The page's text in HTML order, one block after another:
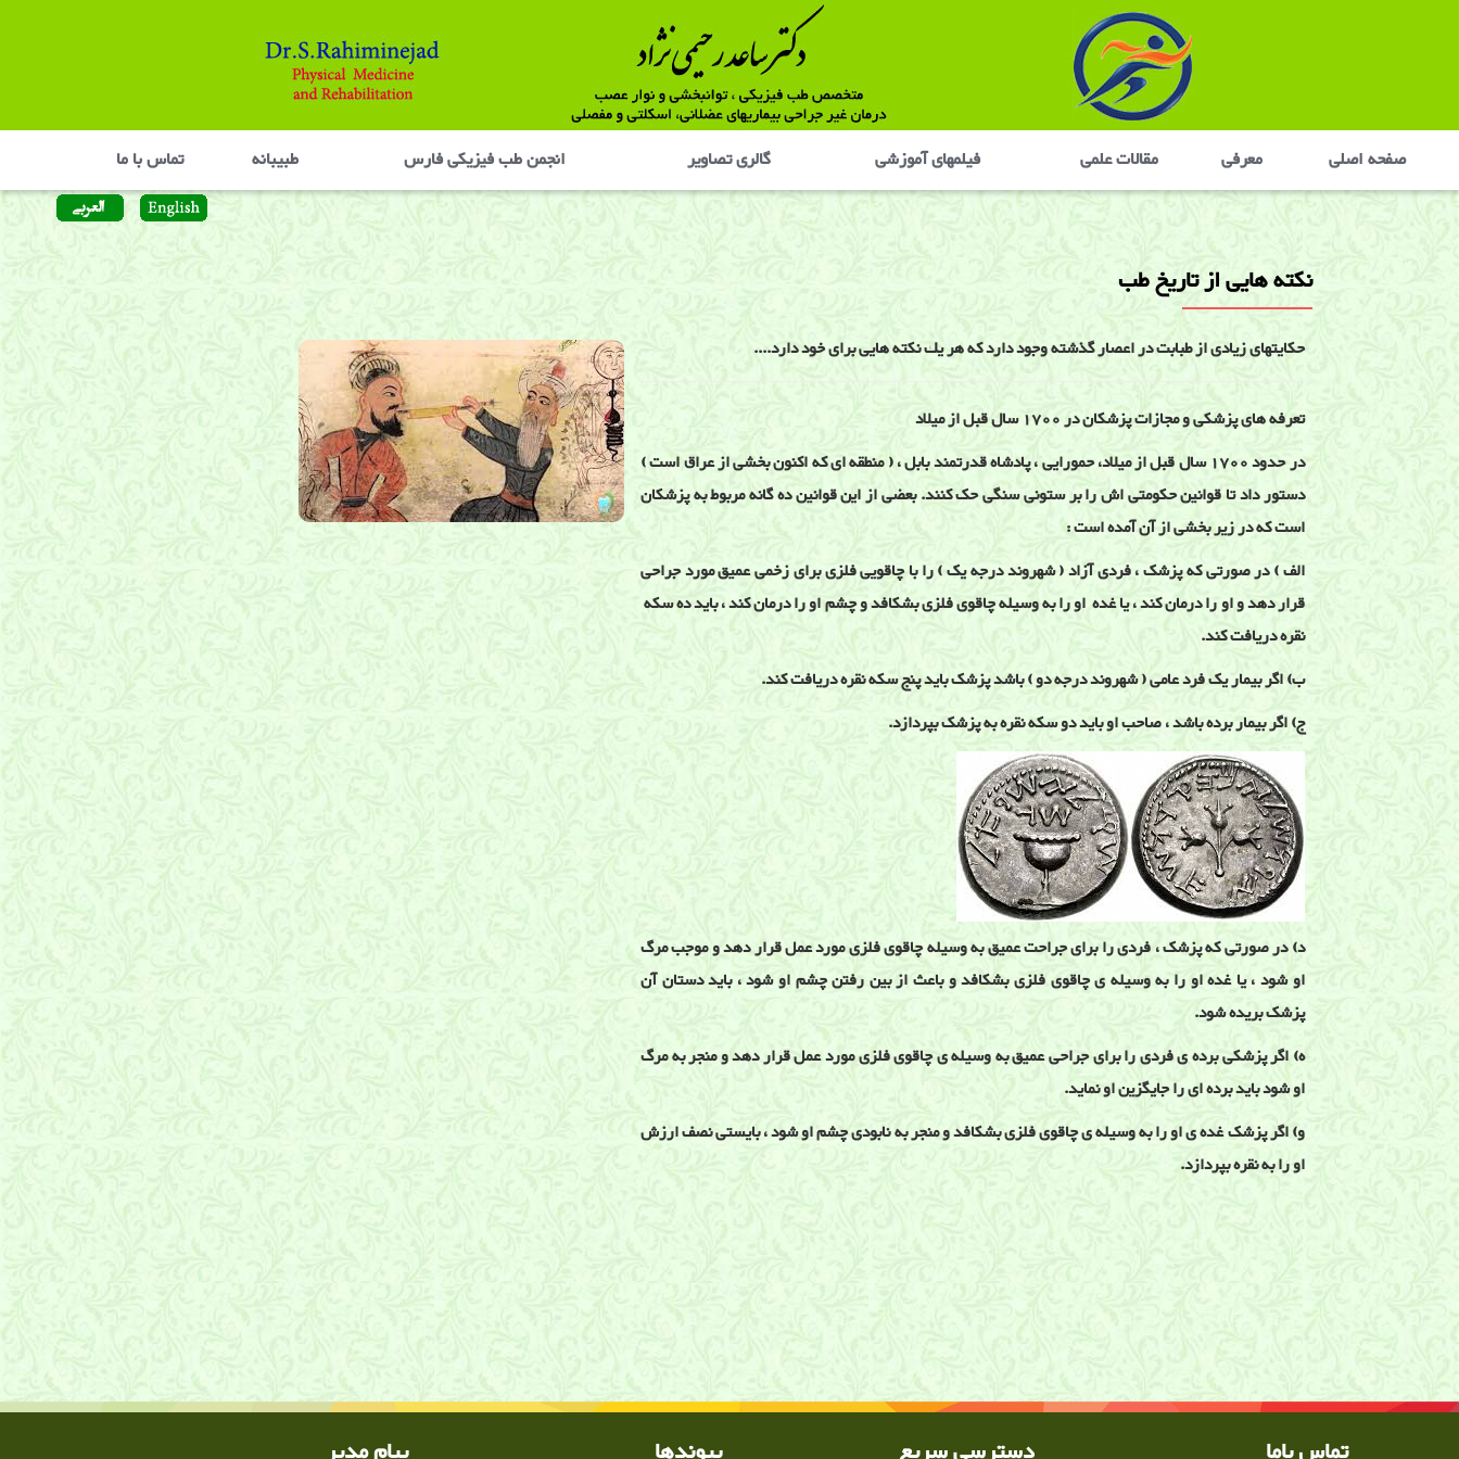
صفحه اصلی معرفی مقالات علمی فيلمهای آموزشی گالری تصاوير انجمن طب فیزیکی فارس طبیبانه تماس با ما
نكته هايی از تاريخ طب
حكايتهای زيادی از طبابت در اعصار گذشته وجود دارد كه هر يك نكته هايی برای خود دارد....
تعرفه های پزشکی و مجازات پزشکان در 1700 سال قبل از میلاد
در حدود 1700 سال قبل از میلاد، حمورایی ، پادشاه قدرتمند بابل ، ( منطقه ای که اکنون بخشی از عراق است )
دستور داد تا قوانین حکومتی اش را بر ستونی سنگی حک کنند. بعضی از این قوانین ده گانه مربوط به پزشکان
است که در زیر بخشی از آن آمده است :
الف ) در صورتی که پزشک ، فردی آزاد ( شهروند درجه یک ) را با چاقویی فلزی برای زخمی عمیق مورد جراحی
قرار دهد و او را درمان کند ، یا غده او را به وسیله چاقوی فلزی بشکافد و چشم او را درمان کند ، باید ده سکه
نقره دریافت کند.
ب) اگر بیمار یک فرد عامی ( شهروند درجه دو ) باشد پزشک باید پنج سکه نقره دریافت کند.
ج) اگر بیمار برده باشد ، صاحب او باید دو سکه نقره به پزشک بپردازد.
د) در صورتی که پزشک ، فردی را برای جراحت عمیق به وسیله چاقوی فلزی مورد عمل قرار دهد و موجب مرگ
او شود ، یا غده او را به وسیله ی چاقوی فلزی بشکافد و باعث از بین رفتن چشم او شود ، باید دستان آن
پزشک بریده شود.
ه) اگر پزشکی برده ی فردی را برای جراحی عمیق به وسیله ی چاقوی فلزی مورد عمل قرار دهد و منجر به مرگ
او شود باید برده ای را جایگزین او نماید.
و) اگر پزشک غده ی او را به وسیله ی چاقوی فلزی بشکافد و منجر به نابودی چشم او شود ، بایستی نصف ارزش
او را به نقره بپردازد.
نكته هايی از تاريخ طب
طب , طب قدیم , مجازات پزشکان در طب قدیم , تعرفه پزشکی در طب قدیم , تاریخ طب, طبیب, طبابت قدیم ,